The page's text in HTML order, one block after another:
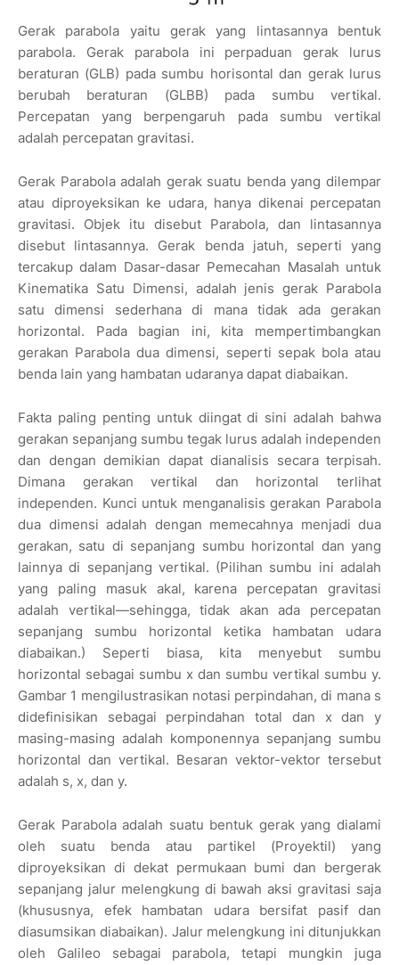
Gerak parabola yaitu gerak yang lintasannya bentuk
parabola. Gerak parabola ini perpaduan gerak lurus
beraturan (GLB) pada sumbu horisontal dan gerak lurus
berubah beraturan (GLBB) pada sumbu vertikal.
Percepatan yang berpengaruh pada sumbu vertikal
adalah percepatan gravitasi.
Gerak Parabola adalah gerak suatu benda yang dilempar
atau diproyeksikan ke udara, hanya dikenai percepatan
gravitasi. Objek itu disebut Parabola, dan lintasannya
disebut lintasannya. Gerak benda jatuh, seperti yang
tercakup dalam Dasar-dasar Pemecahan Masalah untuk
Kinematika Satu Dimensi, adalah jenis gerak Parabola
satu dimensi sederhana di mana tidak ada gerakan
horizontal. Pada bagian ini, kita mempertimbangkan
gerakan Parabola dua dimensi, seperti sepak bola atau
benda lain yang hambatan udaranya dapat diabaikan.
Fakta paling penting untuk diingat di sini adalah bahwa
gerakan sepanjang sumbu tegak lurus adalah independen
dan dengan demikian dapat dianalisis secara terpisah.
Dimana gerakan vertikal dan horizontal terlihat
independen. Kunci untuk menganalisis gerakan Parabola
dua dimensi adalah dengan memecahnya menjadi dua
gerakan, satu di sepanjang sumbu horizontal dan yang
lainnya di sepanjang vertikal. (Pilihan sumbu ini adalah
yang paling masuk akal, karena percepatan gravitasi
adalah vertikal—sehingga, tidak akan ada percepatan
sepanjang sumbu horizontal ketika hambatan udara
diabaikan.) Seperti biasa, kita menyebut sumbu
horizontal sebagai sumbu x dan sumbu vertikal sumbu y.
Gambar 1 mengilustrasikan notasi perpindahan, di mana s
didefinisikan sebagai perpindahan total dan x dan y
masing-masing adalah komponennya sepanjang sumbu
horizontal dan vertikal. Besaran vektor-vektor tersebut
adalah s, x, dan y.
Gerak Parabola adalah suatu bentuk gerak yang dialami
oleh suatu benda atau partikel (Proyektil) yang
diproyeksikan di dekat permukaan bumi dan bergerak
sepanjang jalur melengkung di bawah aksi gravitasi saja
(khususnya, efek hambatan udara bersifat pasif dan
diasumsikan diabaikan). Jalur melengkung ini ditunjukkan
oleh Galileo sebagai parabola, tetapi mungkin juga